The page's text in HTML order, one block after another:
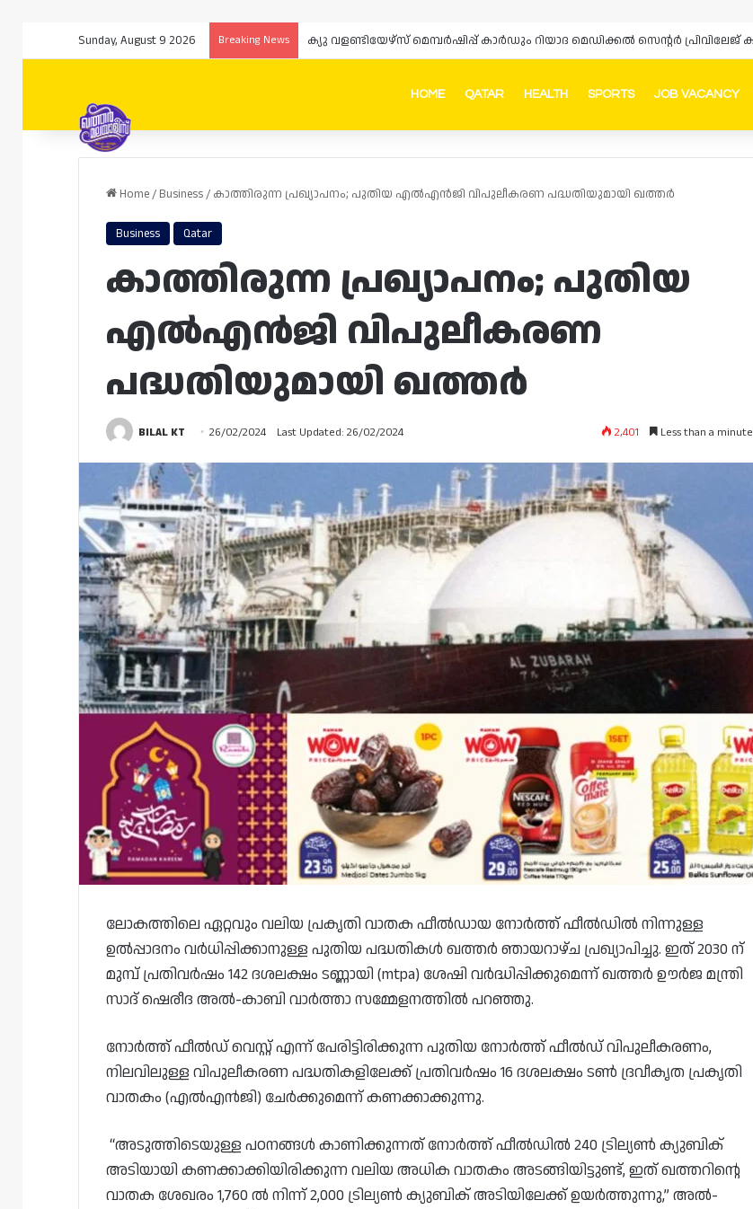
Sunday, August 9 2026 Breaking News
HOME QATAR HEALTH SPORTS JOB VACANCY
Home/ Business/ കാത്തിരുന്ന പ്രഖ്യാപനം; പുതിയ എൽഎൻജി വിപുലീകരണ പദ്ധതിയുമായി ഖത്തർ
Business Qatar
കാത്തിരുന്ന പ്രഖ്യാപനം; പുതിയ
എൽഎൻജി വിപുലീകരണ
പദ്ധതിയുമായി ഖത്തർ
BILAL KT 26/02/2024 Last Updated: 26/02/2024 2,401 Less than a minute
ലോകത്തിലെ ഏറ്റവും വലിയ പ്രകൃതി വാതക ഫീൽഡായ നോർത്ത് ഫീൽഡിൽ നിന്നുള്ള
ഉൽപ്പാദനം വർധിപ്പിക്കാനുള്ള പുതിയ പദ്ധതികൾ ഖത്തർ ഞായറാഴ്ച പ്രഖ്യാപിച്ചു. ഇത് 2030 ന്
മുമ്പ് പ്രതിവർഷം 142 ദശലക്ഷം ടണ്ണായി (mtpa) ശേഷി വർദ്ധിപ്പിക്കുമെന്ന് ഖത്തർ ഊർജ മന്ത്രി
സാദ് ഷെരീദ അൽ-കാബി വാർത്താ സമ്മേളനത്തിൽ പറഞ്ഞു.
നോർത്ത് ഫീൽഡ് വെസ്റ്റ് എന്ന് പേരിട്ടിരിക്കുന്ന പുതിയ നോർത്ത് ഫീൽഡ് വിപുലീകരണം,
നിലവിലുള്ള വിപുലീകരണ പദ്ധതികളിലേക്ക് പ്രതിവർഷം 16 ദശലക്ഷം ടൺ ദ്രവീകൃത പ്രകൃതി
വാതകം (എൽഎൻജി) ചേർക്കുമെന്ന് കണക്കാക്കുന്നു.
“അടുത്തിടെയുള്ള പഠനങ്ങൾ കാണിക്കുന്നത് നോർത്ത് ഫീൽഡിൽ 240 ട്രില്യൺ ക്യുബിക്
അടിയായി കണക്കാക്കിയിരിക്കുന്ന വലിയ അധിക വാതകം അടങ്ങിയിട്ടുണ്ട്, ഇത് ഖത്തറിൻ്റെ
വാതക ശേഖരം 1,760 ൽ നിന്ന് 2,000 ട്രില്യൺ ക്യുബിക് അടിയിലേക്ക് ഉയർത്തുന്നു,” അൽ-